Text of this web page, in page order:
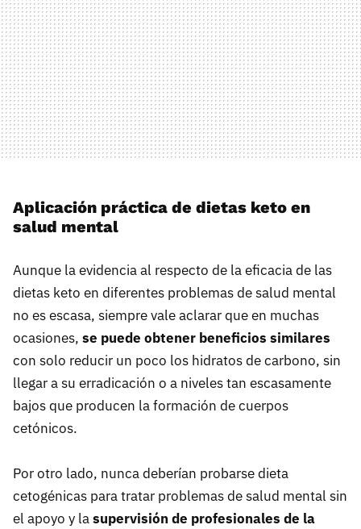
Aplicación práctica de dietas keto en
salud mental
Aunque la evidencia al respecto de la eficacia de las
dietas keto en diferentes problemas de salud mental
no es escasa, siempre vale aclarar que en muchas
ocasiones, se puede obtener beneficios similares
con solo reducir un poco los hidratos de carbono, sin
llegar a su erradicación o a niveles tan escasamente
bajos que producen la formación de cuerpos
cetónicos.
Por otro lado, nunca deberían probarse dieta
cetogénicas para tratar problemas de salud mental sin
el apoyo y lasupervisión de profesionales de la